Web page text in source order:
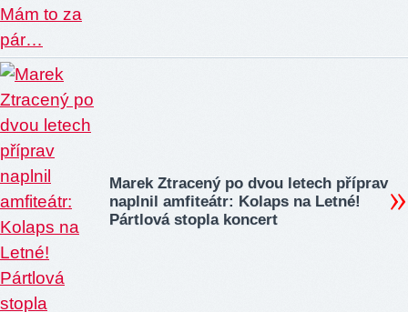
Marek Ztracený po dvou letech příprav
naplnil amfiteátr: Kolaps na Letné!
Pártlová stopla koncert